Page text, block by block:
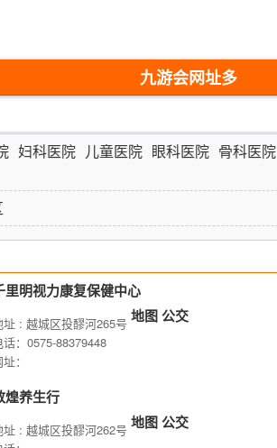
九游会网址多
最新
妇科医院 儿童医院 眼科医院 骨科医院
里明视力康复保健中心
址 : 越城区投醪河265号 地图公交
话：0575-88379448
：
煌养生行
址 : 越城区投醪河262号 地图公交